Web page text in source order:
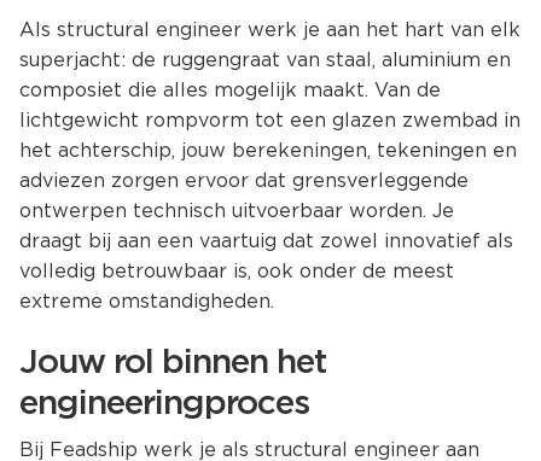
Als structural engineer werk je aan het hart van elk
superjacht: de ruggengraat van staal, aluminium en
composiet die alles mogelijk maakt. Van de
lichtgewicht rompvorm tot een glazen zwembad in
het achterschip, jouw berekeningen, tekeningen en
adviezen zorgen ervoor dat grensverleggende
ontwerpen technisch uitvoerbaar worden. Je
draagt bij aan een vaartuig dat zowel innovatief als
volledig betrouwbaar is, ook onder de meest
extreme omstandigheden.
Jouw rol binnen het
engineeringproces
Bij Feadship werk je als structural engineer aan